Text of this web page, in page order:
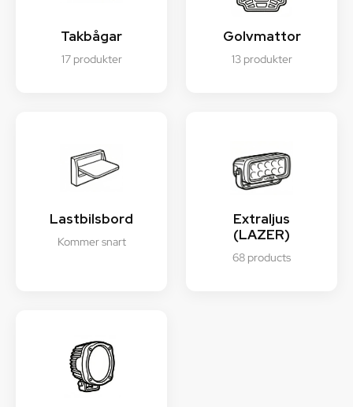
Takbågar
17 produkter
Golvmattor
13 produkter
Lastbilsbord
Kommer snart
Extraljus
(LAZER)
68 products